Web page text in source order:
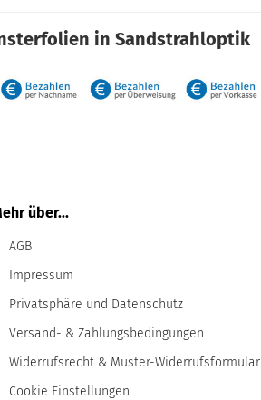
in Sandstrahloptik
über...
AGB
Impressum
Privatsphäre und Datenschutz
Versand- & Zahlungsbedingungen
Widerrufsrecht & Muster-Widerrufsformular
Cookie Einstellungen